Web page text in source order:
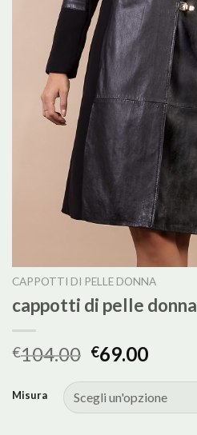
CAPPOTTI DI PELLE DONNA
cappotti di pelle donna
€104.00 €69.00
Misura